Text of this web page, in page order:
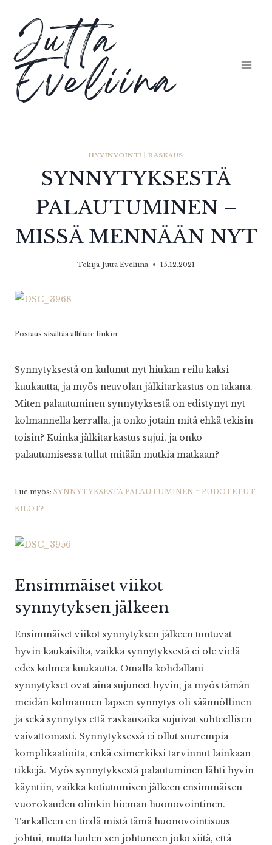
sisältöön
Jutta
Eveliina
HYVINVOINTI |RASKAUS
SYNNYTYKSESTÄ
PALAUTUMINEN –
MISSÄ MENNÄÄN NYT
Tekijä Jutta Eveliina 15.12.2021
Postaus sisältää affiliate linkin
Synnytyksestä on kulunut nyt hiukan reilu kaksi
kuukautta, ja myös neuvolan jälkitarkastus on takana.
Miten palautuminen synnytyksestä on edistynyt nyt
kolmannella kerralla, ja onko jotain mitä ehkä tekisin
toisin? Kuinka jälkitarkastus sujui, ja onko
palautumisessa tullut mitään mutkia matkaan?
Lue myös: SYNNYTYKSESTÄ PALAUTUMINEN = PUDOTETUT
KILOT?
Ensimmäiset viikot
synnytyksen jälkeen
Ensimmäiset viikot synnytyksen jälkeen tuntuvat
hyvin kaukaisilta, vaikka synnytyksestä ei ole vielä
edes kolmea kuukautta. Omalla kohdallani
synnytykset ovat aina sujuneet hyvin, ja myös tämän
meidän kolmannen lapsen synnytys oli säännöllinen
ja sekä synnytys että raskausaika sujuivat suhteellisen
vaivattomasti. Synnytyksessä ei ollut suurempia
komplikaatioita, enkä esimerkiksi tarvinnut lainkaan
tikkejä. Myös synnytyksestä palautuminen lähti hyvin
käyntiin, vaikka kotiutumisen jälkeen ensimmäisen
vuorokauden olinkin hieman huonovointinen.
Tarkalleen en tiedä mistä tämä huonovointisuus
johtui, mutta luulen sen johtuneen joko siitä, että